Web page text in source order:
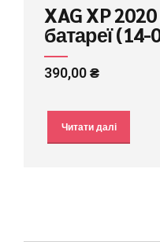
XAG XP
батареї
390,00₴
Читати далі